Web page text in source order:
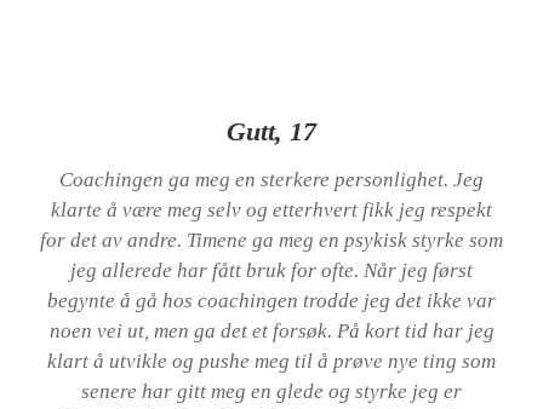
Gutt, 17
Coachingen ga meg en sterkere personlighet. Jeg
klarte å være meg selv og etterhvert fikk jeg respekt
for det av andre. Timene ga meg en psykisk styrke som
jeg allerede har fått bruk for ofte. Når jeg først
begynte å gå hos coachingen trodde jeg det ikke var
noen vei ut, men ga det et forsøk. På kort tid har jeg
klart å utvikle og pushe meg til å prøve nye ting som
senere har gitt meg en glede og styrke jeg er